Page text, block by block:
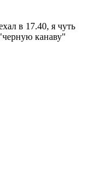
в 17.40, я чуть
канаву"